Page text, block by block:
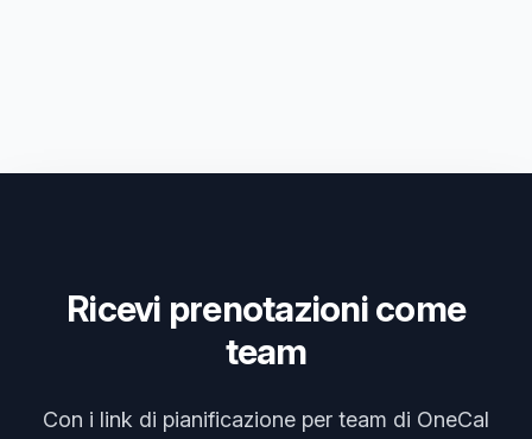
Ricevi prenotazioni come
team
Con i link di pianificazione per team di OneCal